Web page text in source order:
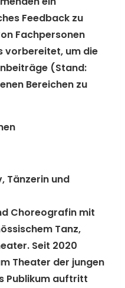
Feedback zu
Fachpersonen
vorbereitet, um die
(Stand:
Bereichen zu
Tänzerin und
Choreografin mit
Tanz,
Seit 2020
Theater der jungen
Publikum auftritt